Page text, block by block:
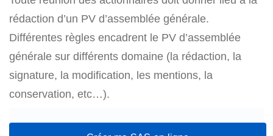
rédaction d’un PV d’assemblée générale.
Différentes règles encadrent le PV d’assemblée
générale sur différents domaine (la rédaction, la
signature, la modification, les mentions, la
conservation, etc…).